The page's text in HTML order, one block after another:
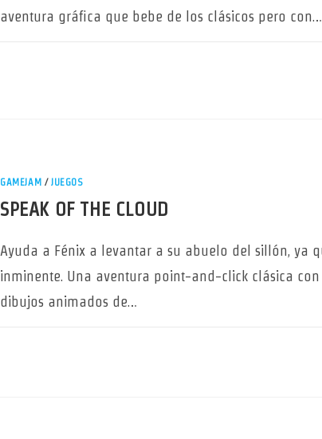
aventura gráfica que bebe de los clásicos pero con…
GAMEJAM /JUEGOS
SPEAK OF THE CLOUD
Ayuda a Fénix a levantar a su abuelo del sillón, ya
inminente. Una aventura point-and-click clásica
dibujos animados de…